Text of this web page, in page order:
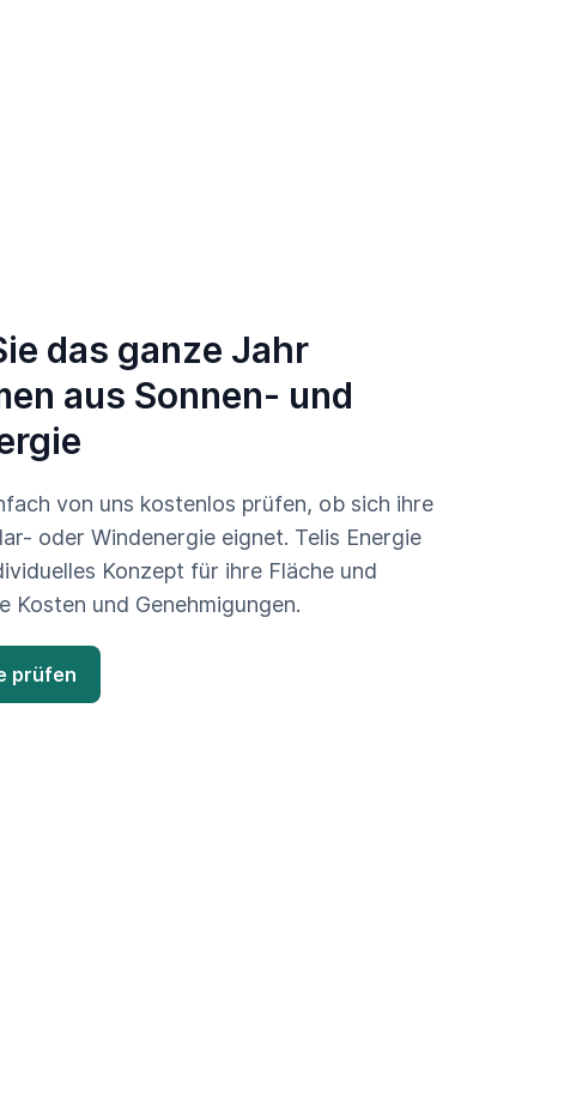
das ganze Jahr
aus Sonnen- und
von uns kostenlos prüfen, ob sich ihre
oder Windenergie eignet. Telis Energie
Konzept für ihre Fläche und
Kosten und Genehmigungen.
prüfen